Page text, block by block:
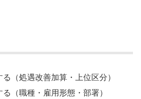
（処遇改善加算・上位区分）
（職種・雇用形態・部署）